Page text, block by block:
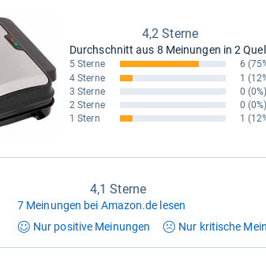
4,2 Sterne
Durchschnitt aus 8 Meinungen in 2
5 Sterne 6
4 Sterne
1
3 Sterne
0 (0%)
2 Sterne
0 (0%)
1 Stern
1
4,1 Sterne
7 Meinungen bei Amazon.de lesen
Nur positive Meinungen Nur kritische